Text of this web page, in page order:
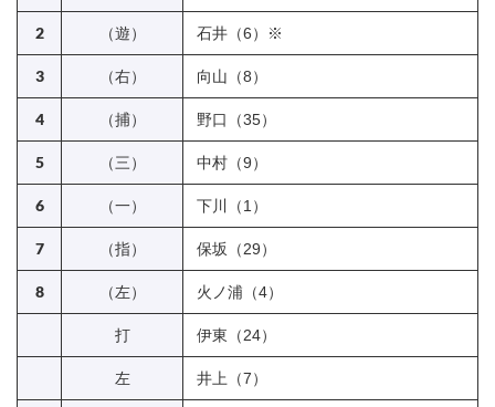
2 （遊） 石井（6）※
3 （右） 向山（8）
4 （捕） 野口（35）
5 （三） 中村（9）
6 （一） 下川（1）
7 （指） 保坂（29）
8 （左） 火ノ浦（4）
打 伊東（24）
左 井上（7）